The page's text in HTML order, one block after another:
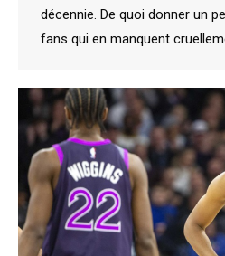
décennie. De quoi donner un
fans qui en manquent